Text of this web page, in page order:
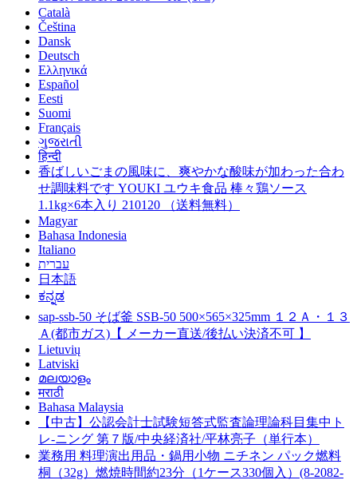
Català
Čeština
Dansk
Deutsch
Ελληνικά
Español
Eesti
Suomi
Français
ગુજરાતી
हिन्दी
香ばしいごまの風味に、爽やかな酸味が加わった合わ
せ調味料です YOUKI ユウキ食品 棒々鶏ソース
1.1kg×6本入り 210120 （送料無料）
Magyar
Bahasa Indonesia
Italiano
עברית
日本語
ಕನ್ನಡ
sap-ssb-50 そば釜 SSB-50 500×565×325mm １２Ａ・１３
Ａ(都市ガス)【 メーカー直送/後払い決済不可 】
Lietuvių
Latviski
മലയാളം
मराठी
Bahasa Malaysia
【中古】公認会計士試験短答式監査論理論科目集中ト
レ-ニング 第７版/中央経済社/平林亮子（単行本）
業務用 料理演出用品・鍋用小物 ニチネン パック燃料
桐（32g）燃焼時間約23分（1ケース330個入）(8-2082-